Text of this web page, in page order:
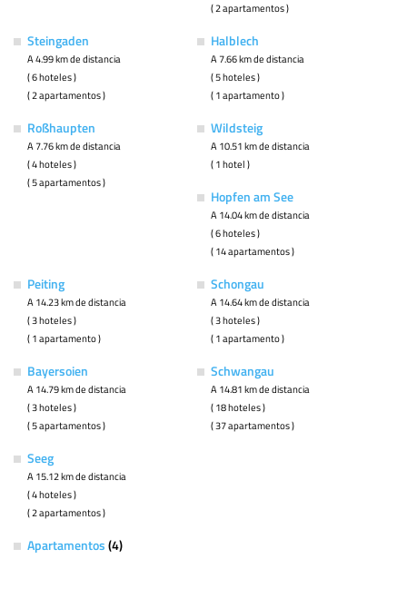
( 2 apartamentos )
Steingaden
A 4.99 km de distancia
( 6 hoteles )
( 2 apartamentos )
Halblech
A 7.66 km de distancia
( 5 hoteles )
( 1 apartamento )
Roßhaupten
A 7.76 km de distancia
( 4 hoteles )
( 5 apartamentos )
Wildsteig
A 10.51 km de distancia
( 1 hotel )
Hopfen am See
A 14.04 km de distancia
( 6 hoteles )
( 14 apartamentos )
Peiting
A 14.23 km de distancia
( 3 hoteles )
( 1 apartamento )
Schongau
A 14.64 km de distancia
( 3 hoteles )
( 1 apartamento )
Bayersoien
A 14.79 km de distancia
( 3 hoteles )
( 5 apartamentos )
Schwangau
A 14.81 km de distancia
( 18 hoteles )
( 37 apartamentos )
Seeg
A 15.12 km de distancia
( 4 hoteles )
( 2 apartamentos )
Apartamentos (4)